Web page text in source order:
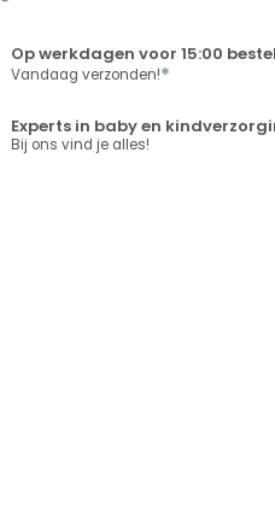
Op werkdagen voor 15:00
Vandaag verzonden!*
Experts in baby en
Bij ons vind je alles!